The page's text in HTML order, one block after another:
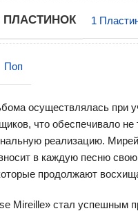
ПЛАСТИНОК 1
Поп
осуществлялась при
что обеспечивало не
реализацию.
в каждую песню
продолжают
Mireille» стал успешным